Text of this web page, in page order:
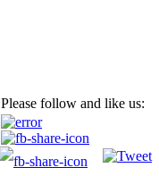
Please follow and like us: